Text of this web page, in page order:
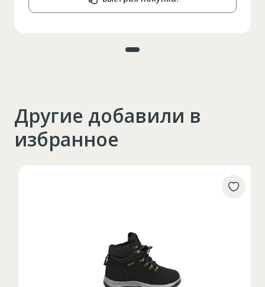
Другие добавили в
избранное